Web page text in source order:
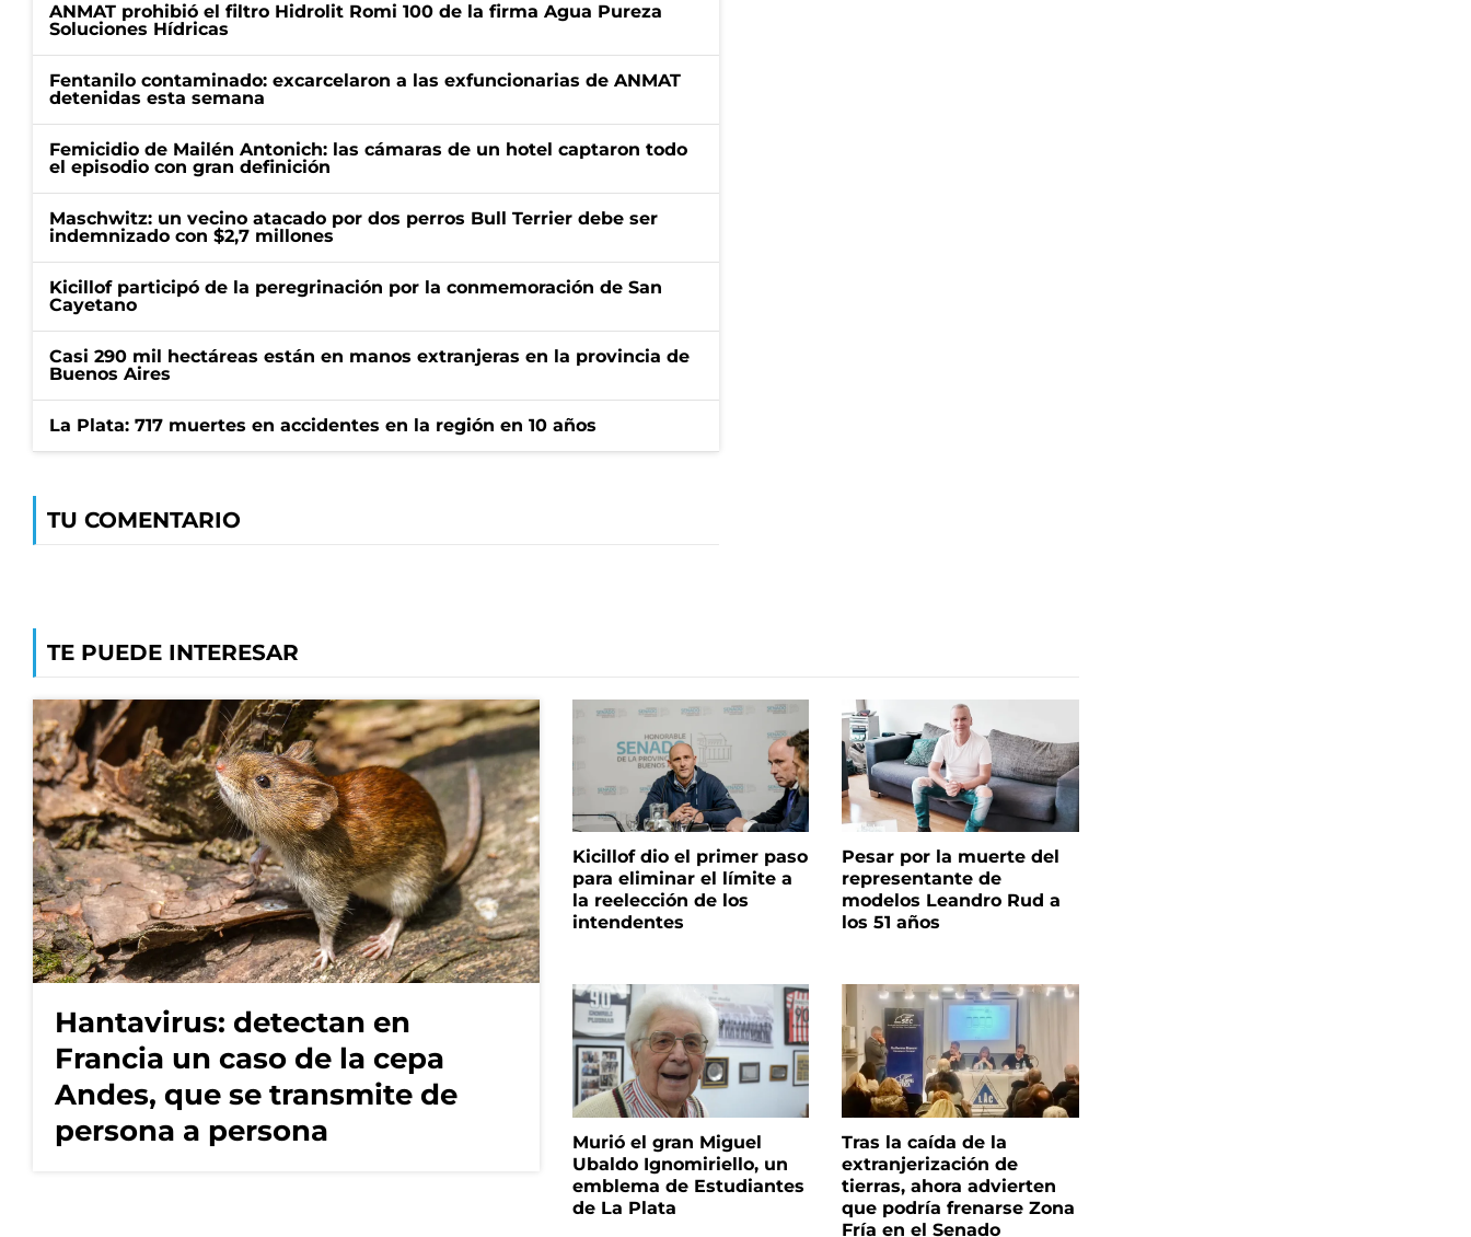
ANMAT prohibió el filtro Hidrolit Romi 100 de la firma Agua Pureza
Soluciones Hídricas
Fentanilo contaminado: excarcelaron a las exfuncionarias de ANMAT
detenidas esta semana
Femicidio de Mailén Antonich: las cámaras de un hotel captaron todo
el episodio con gran definición
Maschwitz: un vecino atacado por dos perros Bull Terrier debe ser
indemnizado con $2,7 millones
Kicillof participó de la peregrinación por la conmemoración de San
Cayetano
Casi 290 mil hectáreas están en manos extranjeras en la provincia de
Buenos Aires
La Plata: 717 muertes en accidentes en la región en 10 años
TU COMENTARIO
TE PUEDE INTERESAR
Hantavirus: detectan en
Francia un caso de la cepa
Andes, que se transmite de
persona a persona
Kicillof dio el primer paso
para eliminar el límite a
la reelección de los
intendentes
Pesar por la muerte del
representante de
modelos Leandro Rud a
los 51 años
Murió el gran Miguel
Ubaldo Ignomiriello, un
emblema de Estudiantes
de La Plata
Tras la caída de la
extranjerización de
tierras, ahora advierten
que podría frenarse Zona
Fría en el Senado